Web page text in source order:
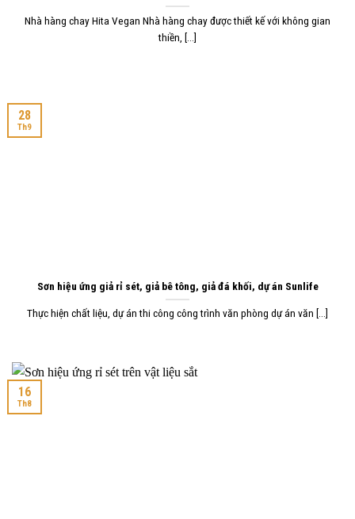
Nhà hàng chay Hita Vegan Nhà hàng chay được thiết kế với không gian
thiền, [...]
Sơn hiệu ứng giả rỉ sét, giả bê tông, giả đá khối, dự án Sunlife
Thực hiện chất liệu, dự án thi công công trình văn phòng dự án văn [...]
28
Th9
16
Th8